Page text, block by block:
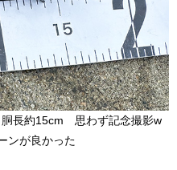
長約15cm 思わず記念撮影w
ンが良かった